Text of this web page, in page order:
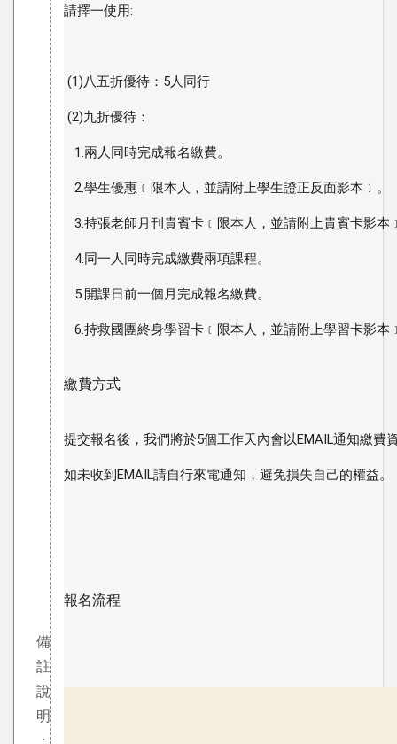
備
註
說
明
請擇一使用:
(1)八五折優待：5人同行
(2)九折優待：
1.兩人同時完成報名繳費。
2.學生優惠﹝限本人，並請附上學生證正反面影本﹞。
3.持張老師月刊貴賓卡﹝限本人，並請附上貴賓卡影本
4.同一人同時完成繳費兩項課程。
5.開課日前一個月完成報名繳費。
6.持救國團終身學習卡﹝限本人，並請附上學習卡影本
繳費方式
提交報名後，我們將於5個工作天內會以EMAIL通知繳費
如未收到EMAIL請自行來電通知，避免損失自己的權益。
報名流程